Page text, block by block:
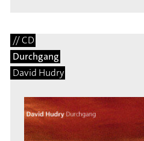
// CD
Durchgang
David Hudry